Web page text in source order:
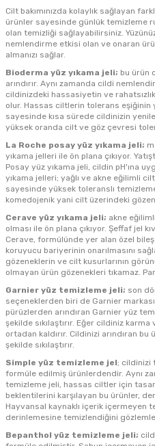
Cilt bakımınızda kolaylık sağlayan
ürünler sayesinde günlük temizleme
olan temizliği sağlayabilirsiniz.
nemlendirme etkisi olan ve onaran
almanızı sağlar.
Bioderma yüz yıkama jeli; bu ürün
arındırır. Aynı zamanda cildi
cildinizdeki hassasiyetin ve rahatsızlık
olur. Hassas ciltlerin tolerans
sayesinde kısa sürede cildinizin
yüksek oranda cilt ve göz çevresi
La Roche posay yüz yıkama jeli;
yıkama jelleri ile ön plana çıkıyor.
Posay yüz yıkama jeli, cildin pH'ına
yıkama jelleri; yağlı ve akne eğilimli
sayesinde yüksek toleranslı
komedojenik yani cilt üzerindeki
Cerave yüz yıkama jeli; akne
olması ile ön plana çıkıyor. Şeffaf jel
Cerave, formülünde yer alan özel
koruyucu bariyerinin onarılmasını
gözeneklerin ve cilt kusurlarının
olmayan ürün gözenekleri tıkamaz.
Garnier yüz temizleme jeli; son
seçeneklerden biri de Garnier
pürüzlerden arındıran Garnier yüz
şekilde sıkılaştırır. Eğer cildiniz
ortadan kaldırır. Cildinizi arındıran
şekilde sıkılaştırır.
Simple yüz temizleme jel; cildinizi
formüle edilmiş ürünlerdendir. Aynı
temizleme jeli, hassas ciltler için
beklentilerini karşılayan bu ürünler,
Hayvansal kaynaklı içerik içermeyen
derinlemesine temizlendiğini
Bepanthol yüz temizleme jeli;